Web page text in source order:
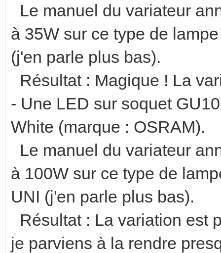
Le manuel du variateur
à 35W sur ce type de
(j'en parle plus bas).
Résultat : Magique ! La
- Une LED sur soquet
White (marque : OSRAM).
Le manuel du variateur
à 100W sur ce type de
UNI (j'en parle plus bas).
Résultat : La variation est
je parviens à la rendre